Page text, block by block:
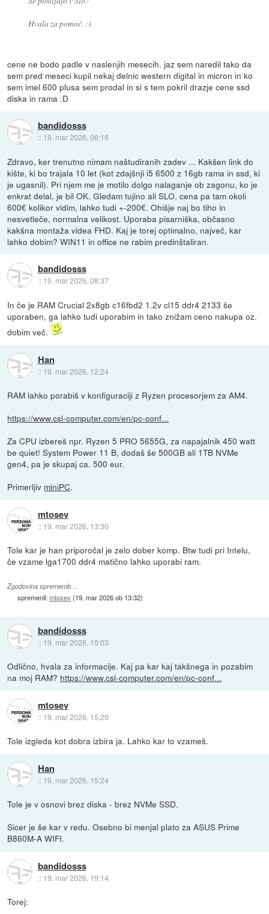
Hvala za pomoč. :)
cene ne bodo padle v naslenjih mesecih. jaz sem naredil tako da
sem pred meseci kupil nekaj delnic western digital in micron in ko
sem imel 600 plusa sem prodal in si s tem pokril drazje cene ssd
diska in rama :D
bandidosss
:: 19. mar 2026, 06:16
Zdravo, ker trenutno nimam naštudiranih zadev ... Kakšen link do
kište, ki bo trajala 10 let (kot zdajšnji i5 6500 z 16gb rama in ssd, ki
je ugasnil). Pri njem me je motilo dolgo nalaganje ob zagonu, ko je
enkrat delal, je bil OK. Gledam tujino ali SLO, cena pa tam okoli
600€ kolikor vidim, lahko tudi +-200€. Ohišje naj bo tiho in
nesvetleče, normalna velikost. Uporaba pisarniška, občasno
kakšna montaža videa FHD. Kaj je torej optimalno, največ, kar
lahko dobim? WIN11 in office ne rabim predinštaliran.
bandidosss
:: 19. mar 2026, 08:37
In če je RAM Crucial 2x8gb c16fbd2 1.2v cl15 ddr4 2133 še
uporaben, ga lahko tudi uporabim in tako znižam ceno nakupa oz.
dobim več.
Han
:: 19. mar 2026, 12:24
RAM lahko porabiš v konfiguraciji z Ryzen procesorjem za AM4.
https://www.csl-computer.com/en/pc-conf...
Za CPU izbereš npr. Ryzen 5 PRO 5655G, za napajalnik 450 watt
be quiet! System Power 11 B, dodaš še 500GB ali 1TB NVMe
gen4, pa je skupaj ca. 500 eur.
Primerljiv miniPC.
mtosev
:: 19. mar 2026, 13:30
Tole kar je han priporočal je zelo dober komp. Btw tudi pri Intelu,
če vzame lga1700 ddr4 matično lahko uporabi ram.
Zgodovina sprememb…
spremenil:mtosev(19. mar 2026 ob 13:32)
bandidosss
:: 19. mar 2026, 15:03
Odlično, hvala za informacije. Kaj pa kar kaj takšnega in pozabim
na moj RAM? https://www.csl-computer.com/en/pc-conf...
mtosev
:: 19. mar 2026, 15:20
Tole izgleda kot dobra izbira ja. Lahko kar to vzameš.
Han
:: 19. mar 2026, 15:24
Tole je v osnovi brez diska - brez NVMe SSD.
Sicer je še kar v redu. Osebno bi menjal plato za ASUS Prime
B860M-A WIFI.
bandidosss
:: 19. mar 2026, 19:14
Torej: